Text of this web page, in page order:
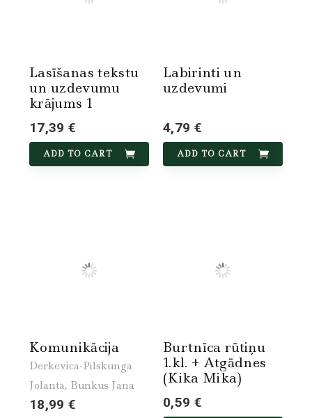
Lasīšanas tekstu
un uzdevumu
krājums 1
17,39 €
ADD TO CART
Labirinti un
uzdevumi
4,79 €
ADD TO CART
Komunikācija
Derkevica-Pilskunga
Jolanta, Bunkus Jana
18,99 €
Burtnīca rūtiņu
1.kl. + Atgādnes
(Kika Mika)
0,59 €